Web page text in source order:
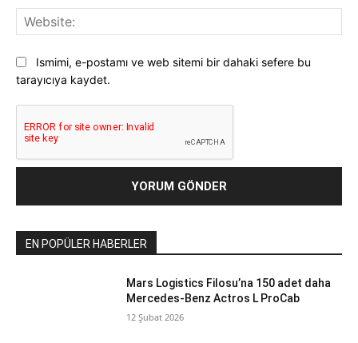
Ismimi, e-postamı ve web sitemi bir dahaki sefere bu
tarayıcıya kaydet.
EN POPÜLER HABERLER
Mars Logistics Filosu’na 150 adet daha
Mercedes-Benz Actros L ProCab
12 Şubat 2026